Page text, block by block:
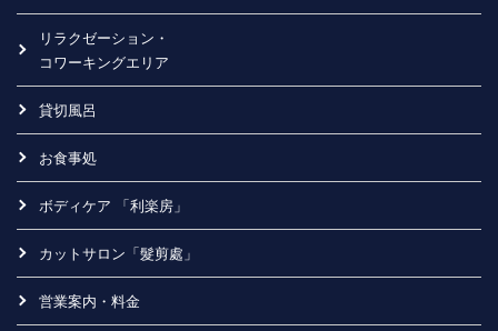
リラクゼーション・
コワーキングエリア
貸切風呂
お食事処
ボディケア 「利楽房」
カットサロン「髮剪處」
営業案内・料金